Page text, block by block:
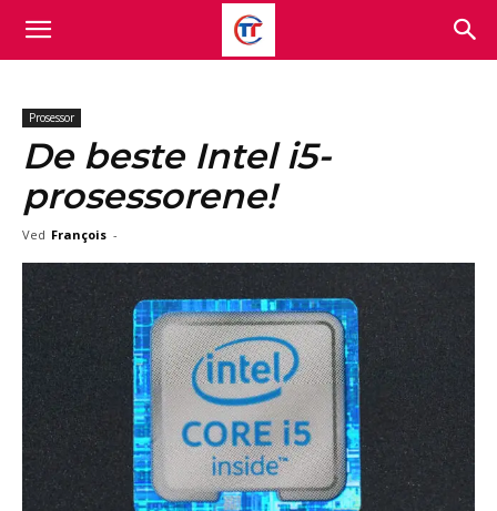
Prosessor
De beste Intel i5-
prosessorene!
Ved François -